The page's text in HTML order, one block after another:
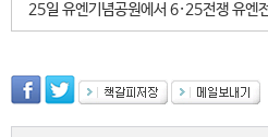
25일 유엔기념공원에서 6·25전쟁 유엔